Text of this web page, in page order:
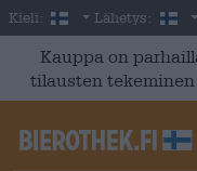
Skip to main content
Kieli: Finnish
Lähetys:
Kauppa on
tilausten tekeminen